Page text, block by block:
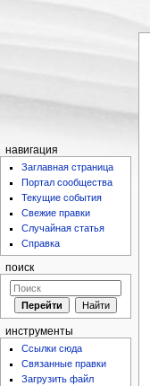
навигация
Заглавная страница
Портал сообщества
Текущие события
Свежие правки
Случайная статья
Справка
поиск
инструменты
Ссылки сюда
Связанные правки
Загрузить файл